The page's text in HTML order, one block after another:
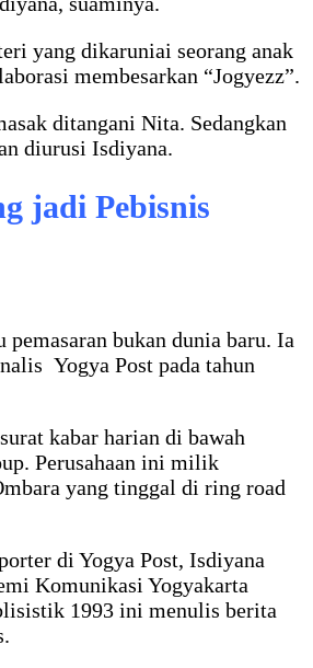
yang dikaruniai seorang anak
membesarkan “Jogyezz”.
ditangani Nita. Sedangkan
diurusi Isdiyana.
jadi Pebisnis
bukan dunia baru. Ia
Yogya Post pada tahun
kabar harian di bawah
Perusahaan ini milik
yang tinggal di ring road
di Yogya Post, Isdiyana
Komunikasi Yogyakarta
1993 ini menulis berita